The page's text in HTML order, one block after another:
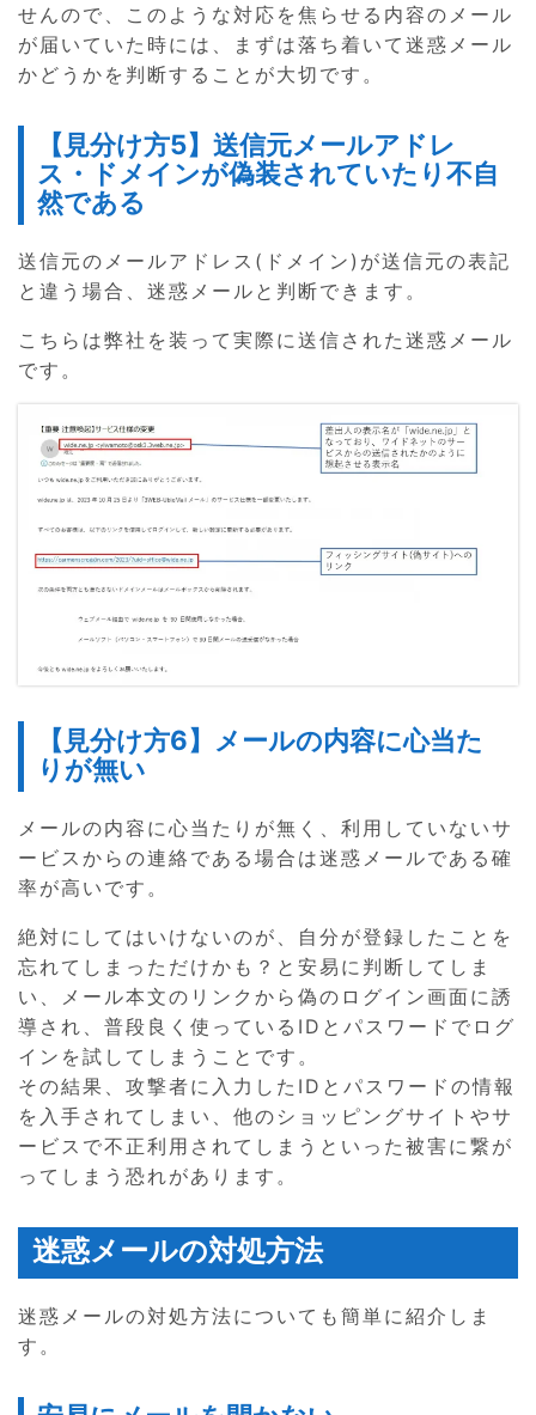
せんので、このような対応を焦らせる内容のメール
が届いていた時には、まずは落ち着いて迷惑メール
かどうかを判断することが大切です。
【見分け方5】送信元メールアドレ
ス・ドメインが偽装されていたり不自
然である
送信元のメールアドレス(ドメイン)が送信元の表記
と違う場合、迷惑メールと判断できます。
こちらは弊社を装って実際に送信された迷惑メール
です。
【見分け方6】メールの内容に心当た
りが無い
メールの内容に心当たりが無く、利用していないサ
ービスからの連絡である場合は迷惑メールである確
率が高いです。
絶対にしてはいけないのが、自分が登録したことを
忘れてしまっただけかも？と安易に判断してしま
い、メール本文のリンクから偽のログイン画面に誘
導され、普段良く使っているIDとパスワードでログ
インを試してしまうことです。
その結果、攻撃者に入力したIDとパスワードの情報
を入手されてしまい、他のショッピングサイトやサ
ービスで不正利用されてしまうといった被害に繋が
ってしまう恐れがあります。
迷惑メールの対処方法
迷惑メールの対処方法についても簡単に紹介しま
す。